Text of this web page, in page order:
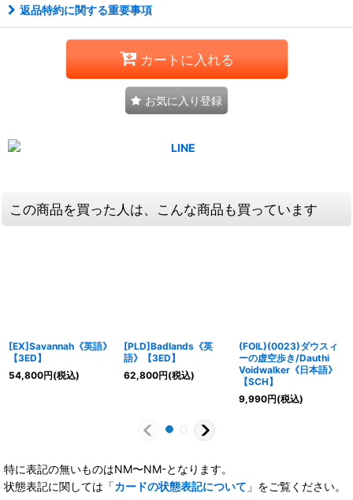
返品特約に関する重要事項
カートに入れる
お気に入り登録
この商品を買った人は、こんな商品も買っています
[EX]Savannah《英語》
【3ED】
54,800円(税込)
[PLD]Badlands《英
語》【3ED】
62,800円(税込)
(FOIL)(0023)ダウスィ
ーの虚空歩き/Dauthi
Voidwalker《日本語》
【SCH】
9,990円(税込)
特に表記の無いものはNM〜NM-となります。
状態表記に関しては「カードの状態表記について 」をご覧ください。